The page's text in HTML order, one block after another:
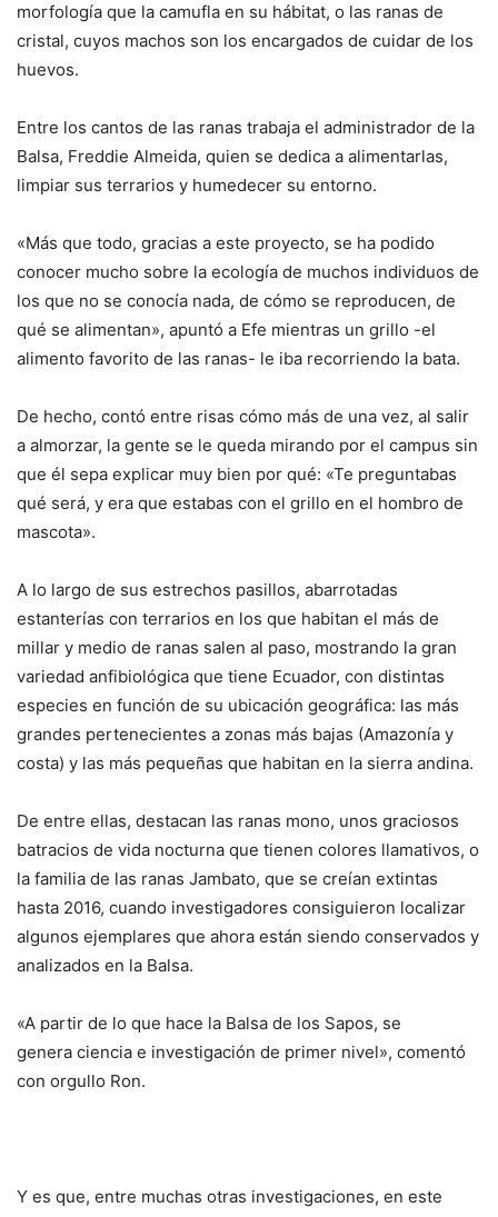
morfología que la camufla en su hábitat, o las ranas de
cristal, cuyos machos son los encargados de cuidar de los
huevos.
Entre los cantos de las ranas trabaja el administrador de la
Balsa, Freddie Almeida, quien se dedica a alimentarlas,
limpiar sus terrarios y humedecer su entorno.
«Más que todo, gracias a este proyecto, se ha podido
conocer mucho sobre la ecología de muchos individuos de
los que no se conocía nada, de cómo se reproducen, de
qué se alimentan», apuntó a Efe mientras un grillo -el
alimento favorito de las ranas- le iba recorriendo la bata.
De hecho, contó entre risas cómo más de una vez, al salir
a almorzar, la gente se le queda mirando por el campus sin
que él sepa explicar muy bien por qué: «Te preguntabas
qué será, y era que estabas con el grillo en el hombro de
mascota».
A lo largo de sus estrechos pasillos, abarrotadas
estanterías con terrarios en los que habitan el más de
millar y medio de ranas salen al paso, mostrando la gran
variedad anfibiológica que tiene Ecuador, con distintas
especies en función de su ubicación geográfica: las más
grandes pertenecientes a zonas más bajas (Amazonía y
costa) y las más pequeñas que habitan en la sierra andina.
De entre ellas, destacan las ranas mono, unos graciosos
batracios de vida nocturna que tienen colores llamativos, o
la familia de las ranas Jambato, que se creían extintas
hasta 2016, cuando investigadores consiguieron localizar
algunos ejemplares que ahora están siendo conservados y
analizados en la Balsa.
«A partir de lo que hace la Balsa de los Sapos, se
genera ciencia e investigación de primer nivel», comentó
con orgullo Ron.
Y es que, entre muchas otras investigaciones, en este